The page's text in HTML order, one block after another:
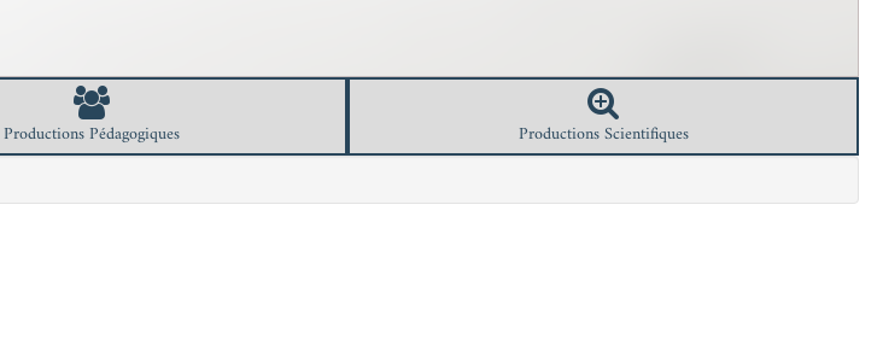
Productions Pédagogiques Productions Scientifiques